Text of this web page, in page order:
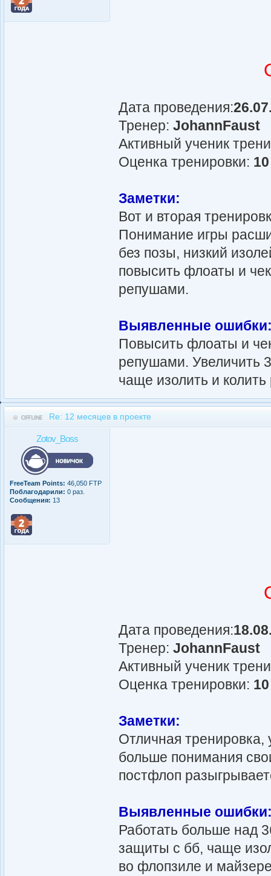
Дата проведения:
Тренер: JohannFaust
Активный ученик
Оценка тренировки:
Заметки:
Вот и вторая
Понимание игры
без позы, низкий
повысить флоаты и
репушами.
Выявленные
Повысить флоаты и
репушами. Увеличить
чаще изолить и колить
Re: 12 месяцев в проекте
Zotov_Boss
FreeTeam Points: 46,050 FTP
Поблагодарили: 0 раз.
Сообщения: 13
Дата проведения:
Тренер: JohannFaust
Активный ученик
Оценка тренировки:
Заметки:
Отличная тренировка,
больше понимания
постфлоп
Выявленные
Работать больше над
защиты с бб, чаще
во флопзиле и